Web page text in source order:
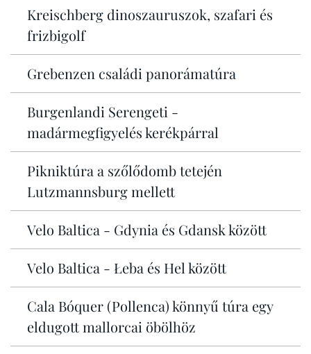
Kreischberg dinoszauruszok, szafari és
frizbigolf
Grebenzen családi panorámatúra
Burgenlandi Serengeti -
madármegfigyelés kerékpárral
Pikniktúra a szőlődomb tetején
Lutzmannsburg mellett
Velo Baltica - Gdynia és Gdansk között
Velo Baltica - Łeba és Hel között
Cala Bóquer (Pollenca) könnyű túra egy
eldugott mallorcai öbölhöz